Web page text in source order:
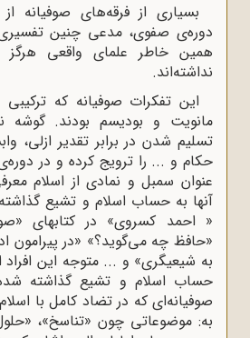
بسیاری از فرقه‌های صوفیانه
دوره‌ی صفوی، مدعی چنین
همین خاطر علمای واقعی
نداشته‌اند.
این تفکرات صوفیانه که
مانویت و بودیسم بودند. گوشه
تسلیم شدن در برابر تقدیر ازلی،
حکام و ... را ترویج کرده و در
عنوان سمبل و نمادی از اسلام
آنها به حساب اسلام و تشیع
« احمد کسروی» در کتابهای
«حافظ چه می‌گوید؟» «در پیرامون
به شیعیگری» و ... متوجه این
حساب اسلام و تشیع گذاشته
صوفیانه‌ای که در تضاد کامل با
به: موضوعاتی چون «تناسخ»،